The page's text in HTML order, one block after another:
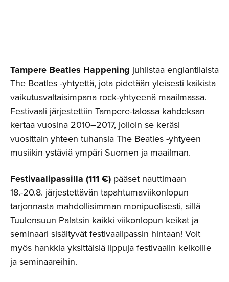
Tampere Beatles Happening juhlistaa englantilaista
The Beatles -yhtyettä, jota pidetään yleisesti kaikista
vaikutusvaltaisimpana rock-yhtyeenä maailmassa.
Festivaali järjestettiin Tampere-talossa kahdeksan
kertaa vuosina 2010–2017, jolloin se keräsi
vuosittain yhteen tuhansia The Beatles -yhtyeen
musiikin ystäviä ympäri Suomen ja maailman.
Festivaalipassilla (111 €) pääset nauttimaan
18.-20.8. järjestettävän tapahtumaviikonlopun
tarjonnasta mahdollisimman monipuolisesti, sillä
Tuulensuun Palatsin kaikki viikonlopun keikat ja
seminaari sisältyvät festivaalipassin hintaan! Voit
myös hankkia yksittäisiä lippuja festivaalin keikoille
ja seminaareihin.